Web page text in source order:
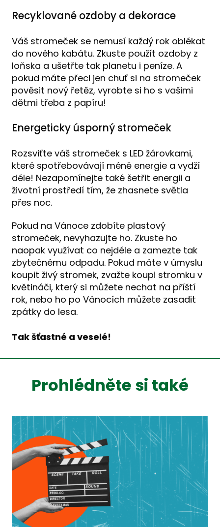
Recyklované ozdoby a dekorace
Váš stromeček se nemusí každý rok oblékat
do nového kabátu. Zkuste použít ozdoby z
loňska a ušetřte tak planetu i peníze. A
pokud máte přeci jen chuť si na stromeček
pověsit nový řetěz, vyrobte si ho s vašimi
dětmi třeba z papíru!
Energeticky úsporný stromeček
Rozsviťte váš stromeček s LED žárovkami,
které spotřebovávají méně energie a vydží
déle! Nezapomínejte také šetřit energii a
životní prostředí tím, že zhasnete světla
přes noc.
Pokud na Vánoce zdobíte plastový
stromeček, nevyhazujte ho. Zkuste ho
naopak využívat co nejdéle a zamezte tak
zbytečnému odpadu. Pokud máte v úmyslu
koupit živý stromek, zvažte koupi stromku v
květináči, který si můžete nechat na příští
rok, nebo ho po Vánocích můžete zasadit
zpátky do lesa.
Tak šťastné a veselé!
Prohlédněte si také